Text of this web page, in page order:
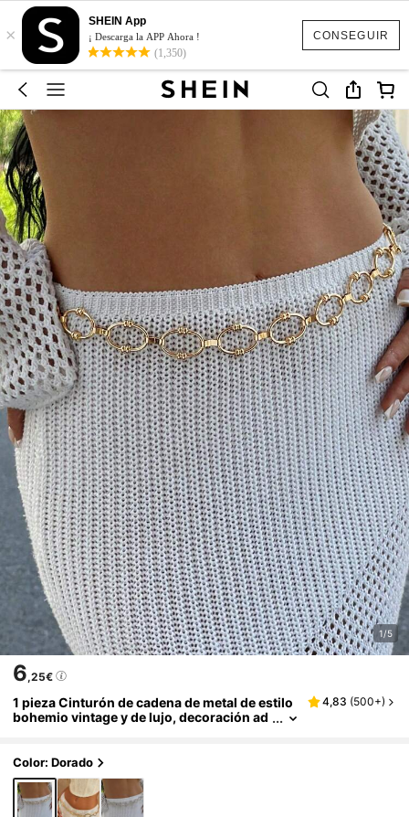
CONSEGUIR
×
SHEIN App
¡ Descarga la APP Ahora !
(1,350)
1/5
6,25€
1 pieza Cinturón de cadena de metal de estilo
bohemio vintage y de lujo, decoración ad
os
4,83 (500+)
Color: Dorado